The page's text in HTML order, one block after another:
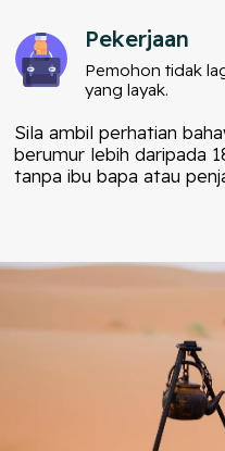
Pekerjaan
Pemohon tidak
yang layak.
Sila ambil perhatian
berumur lebih daripada
tanpa ibu bapa atau